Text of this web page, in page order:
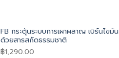
FB กระตุ้นระบบการเผาผลาญ เบิร์นไขมัน
ด้วยสารสกัดธรรมชาติ
฿1,290.00